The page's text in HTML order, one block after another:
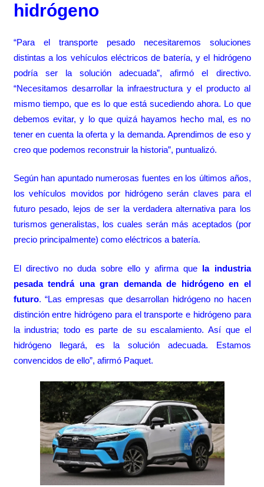
hidrógeno
“Para el transporte pesado necesitaremos soluciones
distintas a los vehículos eléctricos de batería, y el hidrógeno
podría ser la solución adecuada”, afirmó el directivo.
“Necesitamos desarrollar la infraestructura y el producto al
mismo tiempo, que es lo que está sucediendo ahora. Lo que
debemos evitar, y lo que quizá hayamos hecho mal, es no
tener en cuenta la oferta y la demanda. Aprendimos de eso y
creo que podemos reconstruir la historia”, puntualizó.
Según han apuntado numerosas fuentes en los últimos años,
los vehículos movidos por hidrógeno serán claves para el
futuro pesado, lejos de ser la verdadera alternativa para los
turismos generalistas, los cuales serán más aceptados (por
precio principalmente) como eléctricos a batería.
El directivo no duda sobre ello y afirma que la industria
pesada tendrá una gran demanda de hidrógeno en el
futuro. “Las empresas que desarrollan hidrógeno no hacen
distinción entre hidrógeno para el transporte e hidrógeno para
la industria; todo es parte de su escalamiento. Así que el
hidrógeno llegará, es la solución adecuada. Estamos
convencidos de ello”, afirmó Paquet.